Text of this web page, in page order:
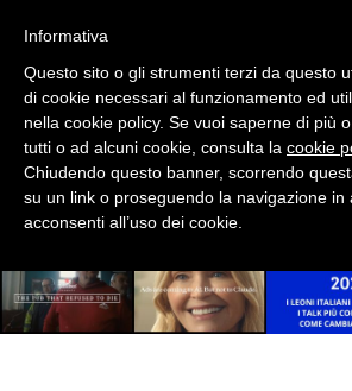
ESTERNA
RADIO / AUDIO
TV
Informativa
Questo sito o gli strumenti terzi da questo
di cookie necessari al funzionamento ed
nella cookie policy. Se vuoi saperne di più
tutti o ad alcuni cookie, consulta la cookie
Chiudendo questo banner, scorrendo
su un link o proseguendo la navigazione in
acconsenti all’uso dei cookie.